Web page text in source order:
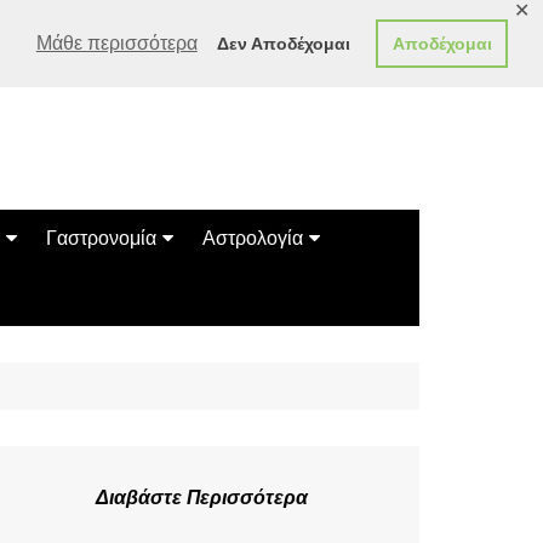
Μάθε περισσότερα Δεν Αποδέχομαι Αποδέχομαι
✕
Γαστρονομία
Συνταγές
Αστρολογία
Κινέζικο Ωροσκόπιο
Διαβάστε Περισσότερα